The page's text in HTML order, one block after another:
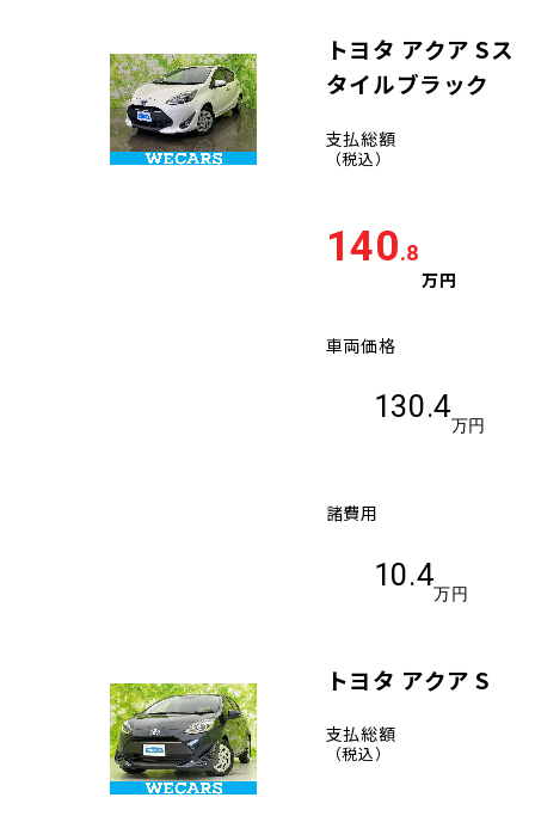
トヨタ アクア Sス
タイルブラック
支払総額
（税込）
140.8
万円
車両価格
130.4
万円
諸費用
10.4
万円
トヨタ アクア S
支払総額
（税込）